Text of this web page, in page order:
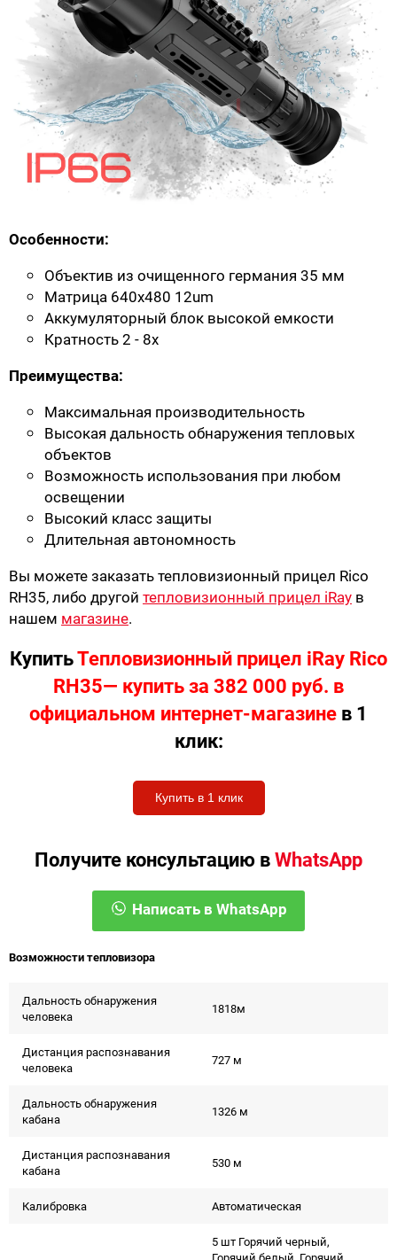
Особенности:
Объектив из очищенного германия 35 мм
Матрица 640x480 12um
Аккумуляторный блок высокой емкости
Кратность 2 - 8x
Преимущества:
Максимальная производительность
Высокая дальность обнаружения тепловых
объектов
Возможность использования при любом
освещении
Высокий класс защиты
Длительная автономность
Вы можете заказать тепловизионный прицел Rico
RH35, либо другой тепловизионный прицел iRay в
нашем магазине.
КупитьТепловизионный прицел iRay Rico
RH35— купить за 382 000 руб. в
официальном интернет-магазине в 1
клик:
Купить в 1 клик
Получите консультацию вWhatsApp
Написать в WhatsApp
Возможности тепловизора
Дальность обнаружения
человека
1818м
Дистанция распознавания
человека
727 м
Дальность обнаружения
кабана
1326 м
Дистанция распознавания
кабана
530 м
Калибровка Автоматическая
5 шт Горячий черный,